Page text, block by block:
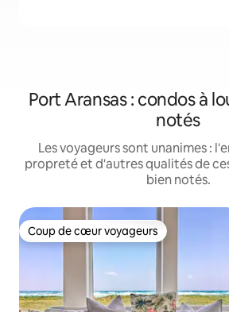
Port Aransas : condos à
notés
Les voyageurs sont unanimes :
propreté et d'autres qualités de
bien notés.
Coup de cœur voyageurs
Coup de cœur voyageurs